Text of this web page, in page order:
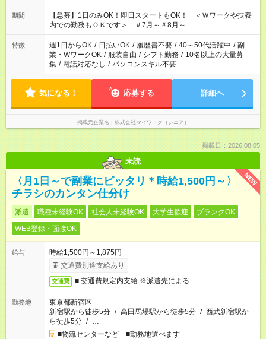
22：00 ・22：00～翌6：00 など
期間
【急募】1日のみOK！即日スタートもOK！ ＜Ｗワークや扶養
内での勤務もＯＫです＞ ＃7月～＃8月～
特徴 週1日からOK / 日払いOK / 履歴書不要 / 40～50代活躍中 / 副
業・WワークOK / 服装自由 / シフト勤務 / 10名以上の大量募
集 / 電話対応なし / パソコンスキル不要
気になる！ 応募する 詳細へ
掲載元企業名 株式会社マイワーク（シニア）
掲載日：2026.08.05
未読
NEW
〈月1日～で副業にピッタリ＊時給1,500円～〉
チラシのカンタン仕分け
派遣 職種未経験OK 社会人未経験OK 大学生歓迎
ブランクOK
WEB登録・面接OK
給与
時給1,500円～1,875円
交通費別途支給あり
交通費 ■ 交通費規定内支給 ※派遣先による
勤務地
東京都新宿区
新宿駅から徒歩5分 / 高田馬場駅から徒歩5分 / 西武新宿駅か
ら徒歩5分 / …
■物流センターなど ■勤務地選べます